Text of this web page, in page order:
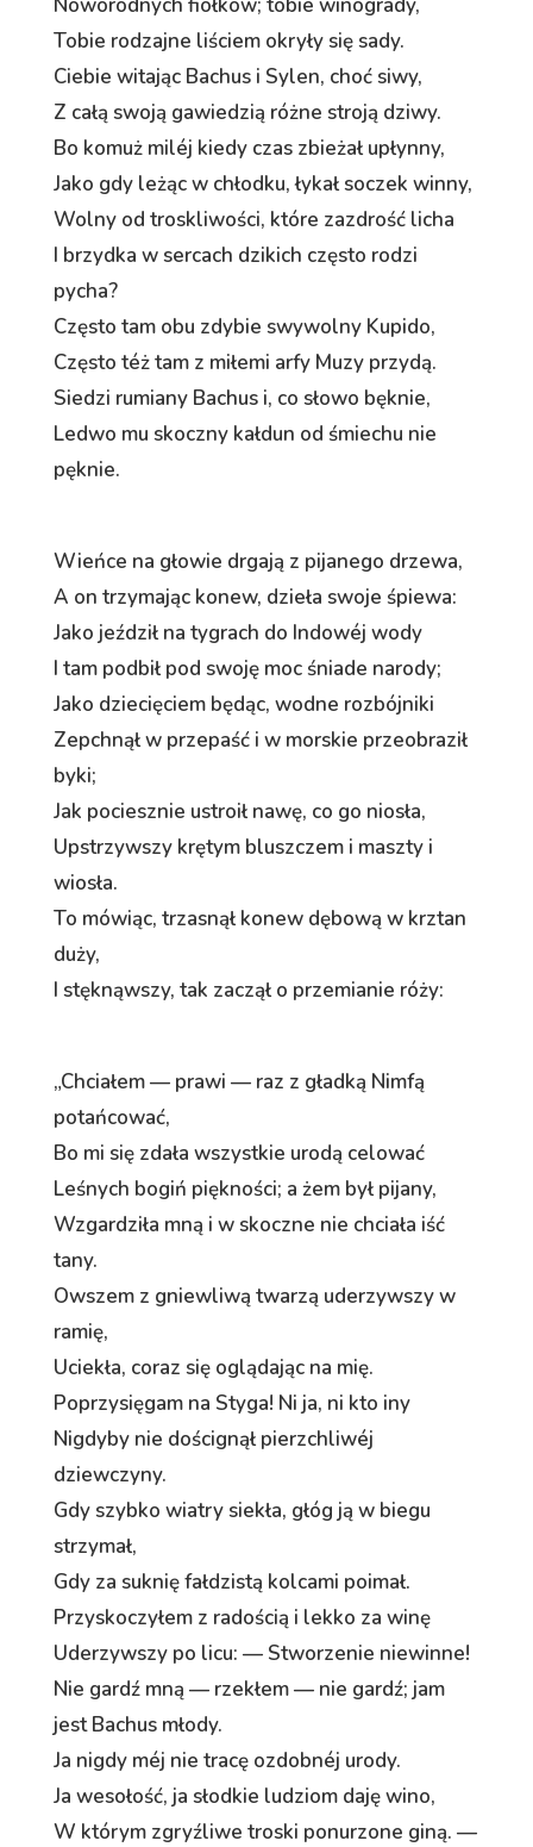
Tobie rodzajne liściem okryły się sady.
Ciebie witając Bachus i Sylen, choć siwy,
Z całą swoją gawiedzią różne stroją dziwy.
Bo komuż miléj kiedy czas zbieżał upłynny,
Jako gdy leżąc w chłodku, łykał soczek winny,
Wolny od troskliwości, które zazdrość licha
I brzydka w sercach dzikich często rodzi
pycha?
Często tam obu zdybie swywolny Kupido,
Często téż tam z miłemi arfy Muzy przydą.
Siedzi rumiany Bachus i, co słowo bęknie,
Ledwo mu skoczny kałdun od śmiechu nie
pęknie.
Wieńce na głowie drgają z pijanego drzewa,
A on trzymając konew, dzieła swoje śpiewa:
Jako jeździł na tygrach do Indowéj wody
I tam podbił pod swoję moc śniade narody;
Jako dziecięciem będąc, wodne rozbójniki
Zepchnął w przepaść i w morskie przeobraził
byki;
Jak pociesznie ustroił nawę, co go niosła,
Upstrzywszy krętym bluszczem i maszty i
wiosła.
To mówiąc, trzasnął konew dębową w krztan
duży,
I stęknąwszy, tak zaczął o przemianie róży:
„Chciałem — prawi — raz z gładką Nimfą
potańcować,
Bo mi się zdała wszystkie urodą celować
Leśnych bogiń piękności; a żem był pijany,
Wzgardziła mną i w skoczne nie chciała iść
tany.
Owszem z gniewliwą twarzą uderzywszy w
ramię,
Uciekła, coraz się oglądając na mię.
Poprzysięgam na Styga! Ni ja, ni kto iny
Nigdyby nie doścignął pierzchliwéj
dziewczyny.
Gdy szybko wiatry siekła, głóg ją w biegu
strzymał,
Gdy za suknię fałdzistą kolcami poimał.
Przyskoczyłem z radością i lekko za winę
Uderzywszy po licu: — Stworzenie niewinne!
Nie gardź mną — rzekłem — nie gardź; jam
jest Bachus młody.
Ja nigdy méj nie tracę ozdobnéj urody.
Ja wesołość, ja słodkie ludziom daję wino,
W którym zgryźliwe troski ponurzone giną. —